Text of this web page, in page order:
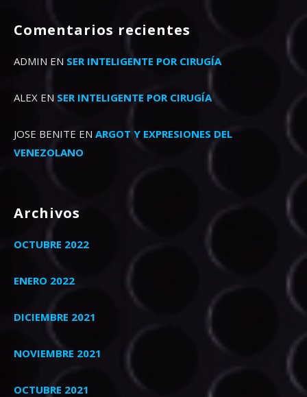
Comentarios recientes
ADMIN EN SER INTELIGENTE POR CIRUGÍA
ALEX EN SER INTELIGENTE POR CIRUGÍA
JOSE BENITE EN ARGOT Y EXPRESIONES DEL
VENEZOLANO
Archivos
OCTUBRE 2022
ENERO 2022
DICIEMBRE 2021
NOVIEMBRE 2021
OCTUBRE 2021